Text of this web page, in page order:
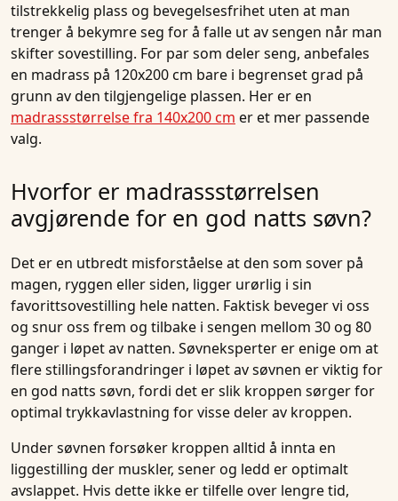
tilstrekkelig plass og bevegelsesfrihet uten at man
trenger å bekymre seg for å falle ut av sengen når man
skifter sovestilling. For par som deler seng, anbefales
en madrass på 120x200 cm bare i begrenset grad på
grunn av den tilgjengelige plassen. Her er en
madrassstørrelse fra 140x200 cm er et mer passende
valg.
Hvorfor er madrassstørrelsen
avgjørende for en god natts søvn?
Det er en utbredt misforståelse at den som sover på
magen, ryggen ellersiden, ligger urørlig i sin
favorittsovestilling hele natten. Faktisk beveger vi oss
og snur oss frem og tilbake i sengen mellom 30 og 80
ganger i løpet av natten. Søvneksperter er enige om at
flere stillingsforandringer i løpet av søvnen er viktig for
en god natts søvn, fordi det er slik kroppen sørger for
optimal trykkavlastning for visse deler av kroppen.
Under søvnen forsøker kroppen alltid å innta en
liggestilling der muskler, sener og ledd er optimalt
avslappet. Hvis dette ikke er tilfelle over lengre tid,